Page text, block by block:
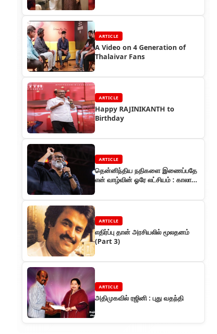
ARTICLE
A Video on 4 Generation of
Thalaivar Fans
ARTICLE
Happy RAJINIKANTH to
Birthday
ARTICLE
தென்னிந்திய நதிகளை இணைப்பதே
என் வாழ்வின் ஓரே லட்சியம் : காலா
ARTICLE
எதிர்ப்பு தான் அரசியலில் மூலதனம்
(Part 3)
ARTICLE
அதிமுகவில் ரஜினி : புது வதந்தி